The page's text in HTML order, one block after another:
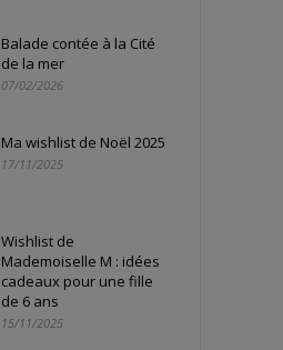
Balade contée à la Cité
de la mer
07/02/2026
Ma wishlist de Noël 2025
17/11/2025
Wishlist de
Mademoiselle M : idées
cadeaux pour une fille
de 6 ans
15/11/2025